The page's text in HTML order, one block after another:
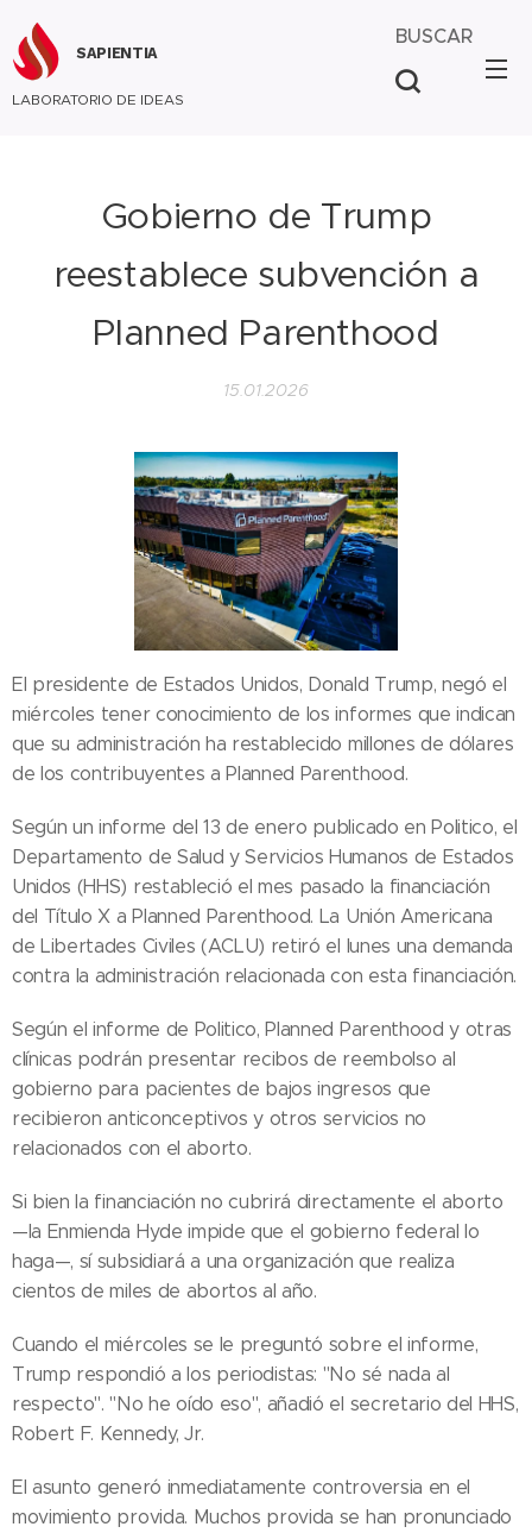
SAPIENTIA
LABORATORIO DE IDEAS
BUSCAR
Gobierno de Trump
reestablece subvención a
Planned Parenthood
15.01.2026
El presidente de Estados Unidos, Donald Trump, negó el
miércoles tener conocimiento de los informes que indican
que su administración ha restablecido millones de dólares
de los contribuyentes a Planned Parenthood.
Según un informe del 13 de enero publicado en Politico, el
Departamento de Salud y Servicios Humanos de Estados
Unidos (HHS) restableció el mes pasado la financiación
del Título X a Planned Parenthood. La Unión Americana
de Libertades Civiles (ACLU) retiró el lunes una demanda
contra la administración relacionada con esta financiación.
Según el informe de Politico, Planned Parenthood y otras
clínicas podrán presentar recibos de reembolso al
gobierno para pacientes de bajos ingresos que
recibieron anticonceptivos y otros servicios no
relacionados con el aborto.
Si bien la financiación no cubrirá directamente el aborto
—la Enmienda Hyde impide que el gobierno federal lo
haga—, sí subsidiará a una organización que realiza
cientos de miles de abortos al año.
Cuando el miércoles se le preguntó sobre el informe,
Trump respondió a los periodistas: "No sé nada al
respecto". "No he oído eso", añadió el secretario del HHS,
Robert F. Kennedy, Jr.
El asunto generó inmediatamente controversia en el
movimiento provida. Muchos provida se han pronunciado